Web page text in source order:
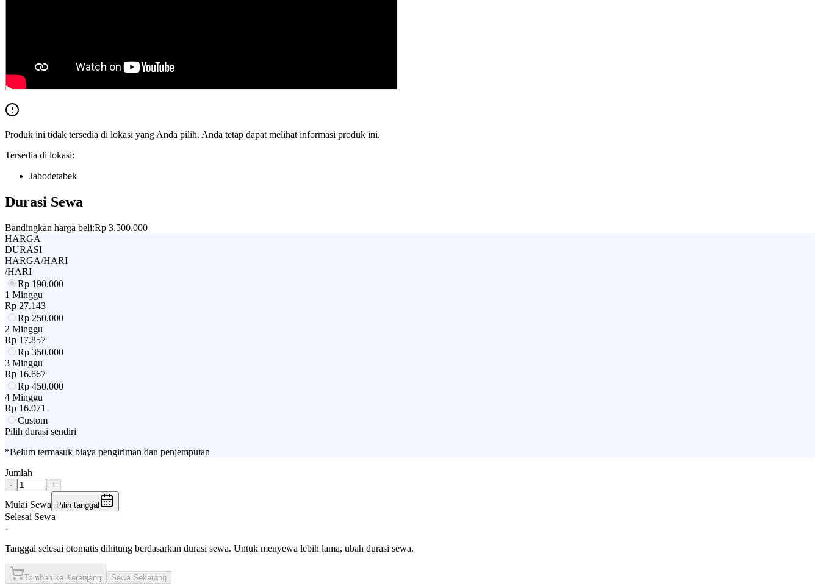
Produk ini tidak tersedia di lokasi yang Anda pilih. Anda tetap dapat melihat informasi produk ini.
Tersedia di lokasi:
Jabodetabek
Durasi Sewa
Bandingkan harga beli:Rp 3.500.000
HARGA
DURASI
HARGA/HARI
/HARI
Rp 190.000
1 Minggu
Rp 27.143
Rp 250.000
2 Minggu
Rp 17.857
Rp 350.000
3 Minggu
Rp 16.667
Rp 450.000
4 Minggu
Rp 16.071
Custom
Pilih durasi sendiri
*Belum termasuk biaya pengiriman dan penjemputan
Jumlah
- +
Mulai Sewa Pilih tanggal
Selesai Sewa
-
Tanggal selesai otomatis dihitung berdasarkan durasi sewa. Untuk menyewa lebih lama, ubah durasi sewa.
Tambah ke Keranjang Sewa Sekarang